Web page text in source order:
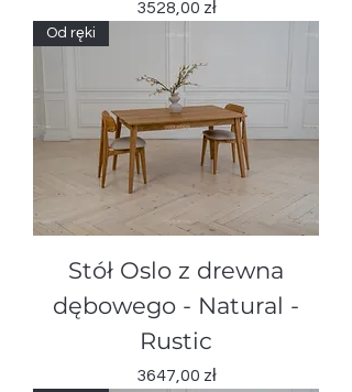
Cena
3528,00 zł
Od ręki
Stół Oslo z drewna
dębowego - Natural -
Rustic
Cena
3647,00 zł